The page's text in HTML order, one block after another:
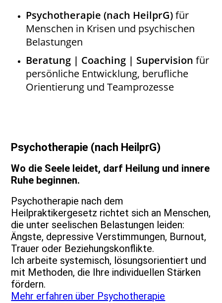
Psychotherapie (nach HeilprG)für
Menschen in Krisen und psychischen
Belastungen
Beratung | Coaching | Supervision für
persönliche Entwicklung, berufliche
Orientierung und Teamprozesse
Psychotherapie (nach HeilprG)
Wo die Seele leidet, darf Heilung und innere
Ruhe beginnen.
Psychotherapie nach dem
Heilpraktikergesetz richtet sich an Menschen,
die unter seelischen Belastungen leiden:
Ängste, depressive Verstimmungen, Burnout,
Trauer oder Beziehungskonflikte.
Ich arbeite systemisch, lösungsorientiert und
mit Methoden, die Ihre individuellen Stärken
fördern.
Mehr erfahren über Psychotherapie